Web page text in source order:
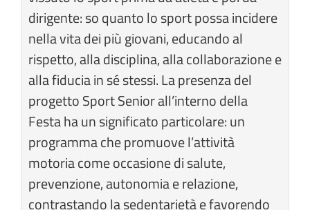
dirigente: so quanto lo sport possa incidere
nella vita dei più giovani, educando al
rispetto, alla disciplina, alla collaborazione e
alla fiducia in sé stessi. La presenza del
progetto Sport Senior all’interno della
Festa ha un significato particolare: un
programma che promuove l’attività
motoria come occasione di salute,
prevenzione, autonomia e relazione,
contrastando la sedentarietà e favorendo